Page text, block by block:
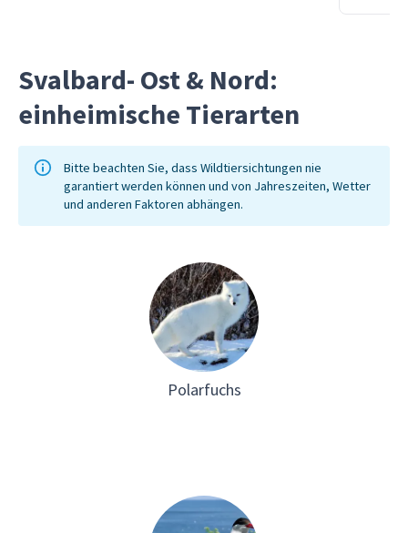
von
Svalbard- Ost & Nord:
einheimische Tierarten
Bitte beachten Sie, dass Wildtiersichtungen nie
garantiert werden können und von Jahreszeiten, Wetter
und anderen Faktoren abhängen.
Polarfuchs